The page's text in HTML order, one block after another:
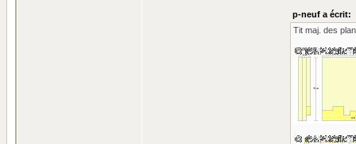
p-neuf a écrit:
Tit maj. des